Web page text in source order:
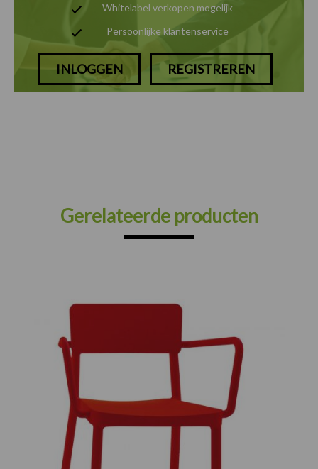
Whitelabel verkopen mogelijk
Persoonlijke klantenservice
INLOGGEN REGISTREREN
Gerelateerde producten